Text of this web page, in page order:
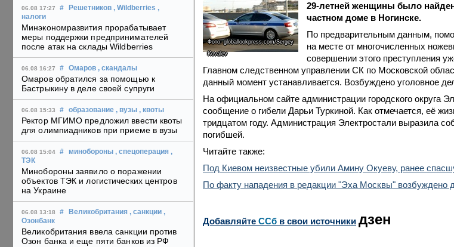
06.08 17:27 # Решетников , Wildberries ,
налоги
Минэкономразвития прорабатывает
меры поддержки предпринимателей
после атак на склады Wildberries
06.08 16:27 # Омаров , скандалы
Омаров обратился за помощью к
Бастрыкину в деле своей супруги
06.08 15:33 # образование , вузы , квоты
Ректор МГИМО предложил ввести квоты
для олимпиадников при приеме в вузы
06.08 15:04 # минобороны , спецоперация ,
ТЭК
Минобороны заявило о поражении
объектов ТЭК и логистических центров
на Украине
06.08 13:18 # Великобритания , санкции ,
Озонбанк
Великобритания ввела санкции против
Озон банка и еще пяти банков из РФ
Фото: globallookpress.com/Sergey
Kovalev
29-летней женщины было
частном доме в Ногинске.
По предварительным данным,
на месте от многочисленных
совершении этого преступления
Главном следственном управлении СК по Московской
данный момент устанавливается. Возбуждено уголовное
На официальном сайте администрации городского округа
сообщение о гибели Дарьи Туркиной. Как отмечается, её
тридцатом году. Администрация Электростали выразила
погибшей.
Читайте также:
Под Киевом неизвестные убили Амину Окуеву, ранее
По факту нападения в редакции "Эха Москвы" возбуждено
Добавляйте CСб в свои источники дзен